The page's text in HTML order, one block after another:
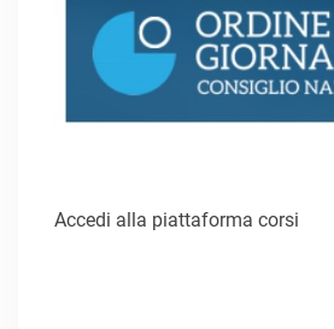
Accedi alla piattaforma corsi